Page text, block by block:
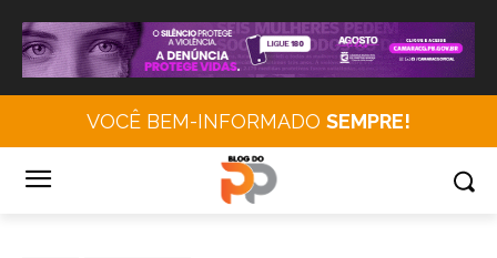
VOCÊ BEM-INFORMADO SEMPRE!